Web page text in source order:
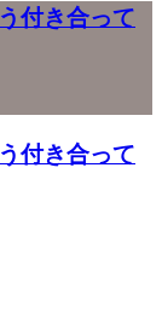
付き合って
付き合って